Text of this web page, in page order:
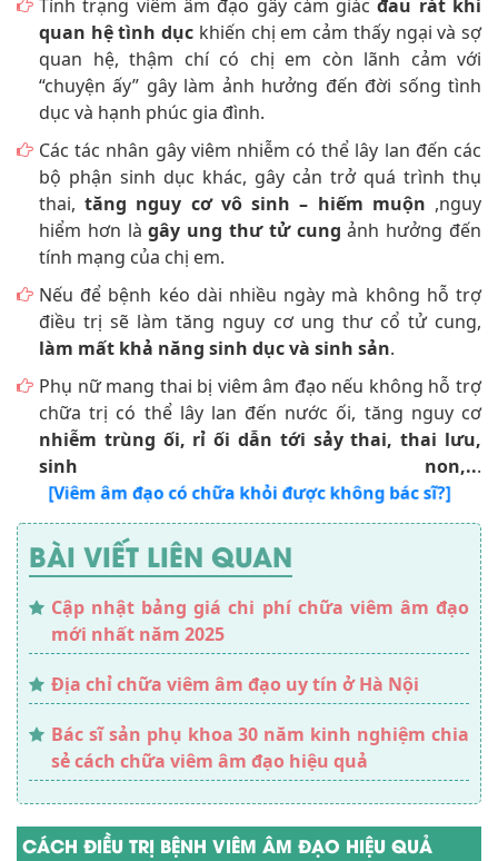
“chuyện ấy” gây làm ảnh hưởng đến đời sống tình
dục và hạnh phúc gia đình.
Các tác nhân gây viêm nhiễm có thể lây lan đến các
bộ phận sinh dục khác, gây cản trở quá trình thụ
thai,tăng nguy cơ vô sinh – hiếm muộn
hiểm hơn là gây ung thư tử cungảnh hưởng đến
tính mạng của chị em.
Nếu để bệnh kéo dài nhiều ngày mà không hỗ trợ
điều trị sẽ làm tăng nguy cơ ung thư cổ tử cung,
làm mất khả năng sinh dục và sinh sản
Phụ nữ mang thai bị viêm âm đạo nếu không hỗ trợ
chữa trị có thể lây lan đến nước ối, tăng nguy cơ
nhiễm trùng ối, rỉ ối dẫn tới sảy thai, thai lưu,
sinh non,...
[Viêm âm đạo có chữa khỏi được không bác sĩ?]
BÀI VIẾT LIÊN QUAN
Cập nhật bảng giá chi phí chữa viêm âm đạo
mới nhất năm 2025
Địa chỉ chữa viêm âm đạo uy tín ở Hà Nội
Bác sĩ sản phụ khoa 30 năm kinh nghiệm chia
sẻ cách chữa viêm âm đạo hiệu quả
CÁCH ĐIỀU TRỊ BỆNH VIÊM ÂM ĐẠO HIỆU QUẢ
Viêm âm đạo dễ chữa nhưng cũng dễ tái phát, vậy
nguyên nhân do đâu mà bệnh lại dễ tái phát?